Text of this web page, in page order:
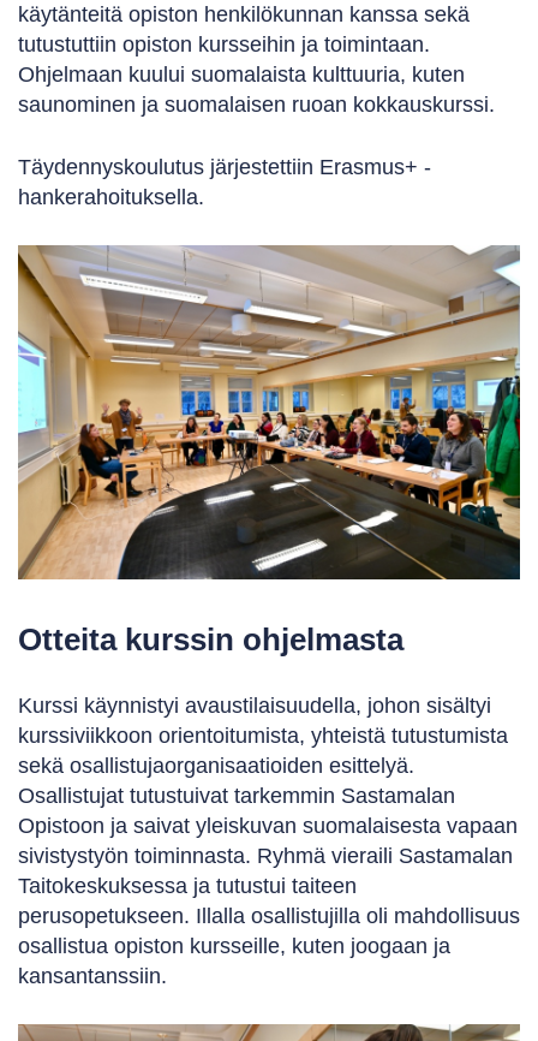
käytänteitä opiston henkilökunnan kanssa sekä
tutustuttiin opiston kursseihin ja toimintaan.
Ohjelmaan kuului suomalaista kulttuuria, kuten
saunominen ja suomalaisen ruoan kokkauskurssi.
Täydennyskoulutus järjestettiin Erasmus+ -
hankerahoituksella.
Otteita kurssin ohjelmasta
Kurssi käynnistyi avaustilaisuudella, johon sisältyi
kurssiviikkoon orientoitumista, yhteistä tutustumista
sekä osallistujaorganisaatioiden esittelyä.
Osallistujat tutustuivat tarkemmin Sastamalan
Opistoon ja saivat yleiskuvan suomalaisesta vapaan
sivistystyön toiminnasta. Ryhmä vieraili Sastamalan
Taitokeskuksessa ja tutustui taiteen
perusopetukseen. Illalla osallistujilla oli mahdollisuus
osallistua opiston kursseille, kuten joogaan ja
kansantanssiin.